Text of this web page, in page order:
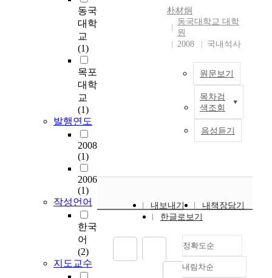
동국
대학
교
(1)
목포
대학
교
(1)
발행연도
2008
(1)
2006
(1)
작성언어
한국
어
(2)
지도교수
버에 비해 매우 제한된
자원을 갖는다. 특히
클라이언트가 갖는 이
동성과 휴대 용이성으
한적일 수밖에 없으며,
력 소비 정도가 클라이
언트의 유용성을 결정
짓는 중요한 요인 중의
라이언트가 데이터를
널을 감시하는 시간,
즉 적응시간을 감소시
키는 것이 요구된다.
이를 위해서는 이동 클
라이언트가 요청한 데
이터를 전달받는 시점
을 미리 알 수 있도록
朴材炯
동국대학교 대학
원
2008
국내석사
원문보기
목차검
색조회
음성듣기
e
a
내보내기
내책장담기
한글로보기
정확도순
정확도
내림차순